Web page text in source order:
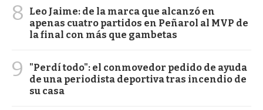
8
Leo Jaime: de la marca que alcanzó en
apenas cuatro partidos en Peñarol al MVP de
la final con más que gambetas
9
"Perdí todo": el conmovedor pedido de ayuda
de una periodista deportiva tras incendio de
su casa